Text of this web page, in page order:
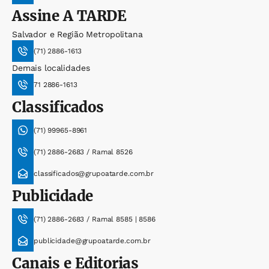
AssineA TARDE
Salvador e Região Metropolitana
(71) 2886-1613
Demais localidades
71 2886-1613
Classificados
(71) 99965-8961
(71) 2886-2683 / Ramal 8526
classificados@grupoatarde.com.br
Publicidade
(71) 2886-2683 / Ramal 8585 | 8586
publicidade@grupoatarde.com.br
Canais e Editorias